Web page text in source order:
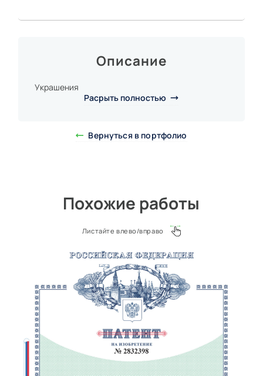
Описание
Украшения
Расрыть полностью
Вернуться в портфолио
Похожие работы
Листайте влево/вправо